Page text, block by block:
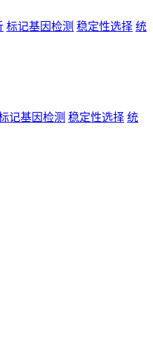
标记基因检测 稳定性选择 统
记基因检测 稳定性选择 统